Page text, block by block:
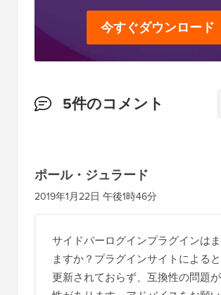
今すぐダウンロード
読
の
イ
ン
5件のコメント
ポール・ジュラード
2019年1月22日 午後1時46分
サイドバーログインプラグインは
ますか？プラグインサイトによる
更新されておらず、互換性の問題